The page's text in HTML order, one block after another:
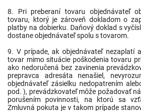
8. Pri preberaní tovaru objednávateľ
tovaru, ktorý je zároveň dokladom o
platby na dobierku. Daňový doklad s
dostane objednávateľ spolu s tovarom.
9. V prípade, ak objednávateľ nezaplatí
tovar mimo situácie poškodenia tovaru
ako nedoručená bez zavinenia
prepravca adresáta nenašiel,
objednávateľ zásielku nedopatrením
pod. ), prevádzkovateľ môže požadovať
porušením povinnosti, na ktorú sa
Zmluvná pokuta je v takom prípade